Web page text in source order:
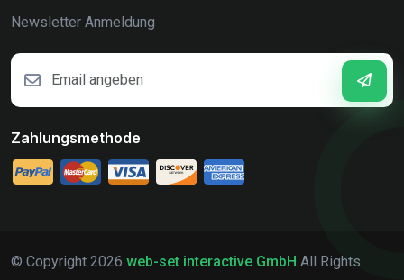
Newsletter Anmeldung
Zahlungsmethode
© Copyright 2026 web-set interactive GmbH All Rights